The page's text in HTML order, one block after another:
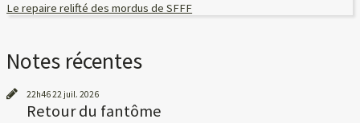
Le repaire relifté des mordus de SFFF
Notes récentes
22h4622 juil. 2026
Retour du fantôme